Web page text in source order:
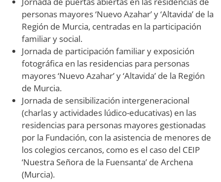
personas mayores ‘Nuevo Azahar’ y ‘Altavida’ de la
Región de Murcia, centradas en la participación
familiar y social.
Jornada de participación familiar y exposición
fotográfica en las residencias para personas
mayores ‘Nuevo Azahar’ y ‘Altavida’ de la Región
de Murcia.
Jornada de sensibilización intergeneracional
(charlas y actividades lúdico-educativas) en las
residencias para personas mayores gestionadas
por la Fundación, con la asistencia de menores de
los colegios cercanos, como es el caso del CEIP
‘Nuestra Señora de la Fuensanta’ de Archena
(Murcia).